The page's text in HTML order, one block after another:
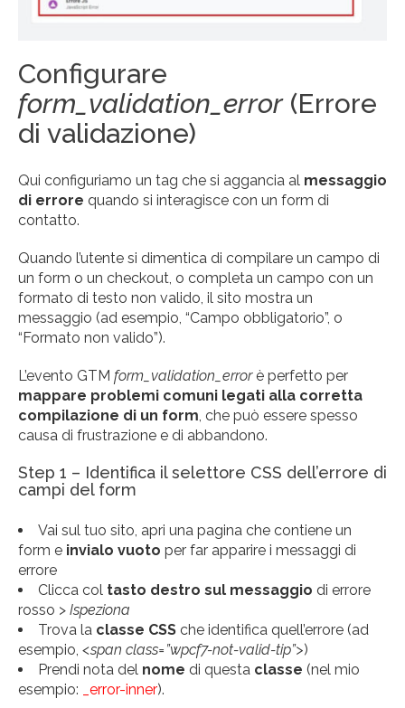
Configurare
form_validation_error(Errore
di validazione)
Qui configuriamo un tag che si aggancia al messaggio
di errore quando si interagisce con un form di
contatto.
Quando l’utente si dimentica di compilare un campo di
un form o un checkout, o completa un campo con un
formato di testo non valido, il sito mostra un
messaggio (ad esempio, “Campo obbligatorio”, o
“Formato non valido”).
L’evento GTM form_validation_errorè perfetto per
mappare problemi comuni legati alla corretta
compilazione di un form , che può essere spesso
causa di frustrazione e di abbandono.
Step 1 – Identifica il selettore CSS dell’errore di
campi del form
Vai sul tuo sito, apri una pagina che contiene un
form e invialo vuoto per far apparire i messaggi di
errore
Clicca col tasto destro sul messaggio di errore
rosso > Ispeziona
Trova la classe CSS che identifica quell’errore (ad
esempio, <span class=”wpcf7-not-valid-tip”>)
Prendi nota del nome di questa classe (nel mio
esempio:
_error-inner).